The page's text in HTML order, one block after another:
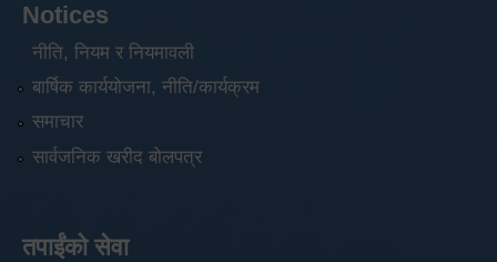
Notices
नीति, नियम र नियमावली
बार्षिक कार्ययोजना, नीति/कार्यक्रम
समाचार
सार्वजनिक खरीद बोलपत्र
तपाईंको सेवा